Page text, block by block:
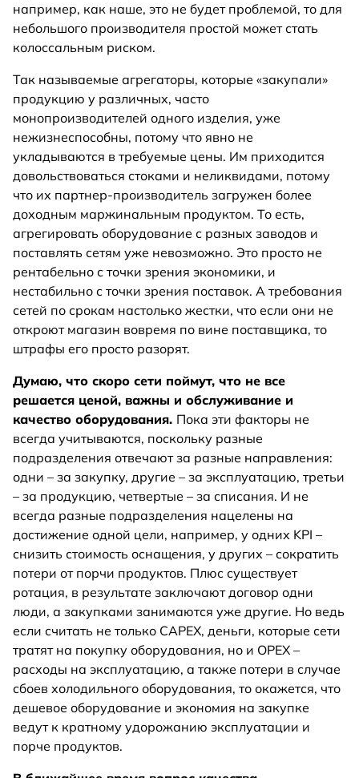
например, как наше, это не будет проблемой, то для
небольшого производителя простой может стать
колоссальным риском.
Так называемые агрегаторы, которые «закупали»
продукцию у различных, часто
монопроизводителей одного изделия, уже
нежизнеспособны, потому что явно не
укладываются в требуемые цены. Им приходится
довольствоваться стоками и неликвидами, потому
что их партнер-производитель загружен более
доходным маржинальным продуктом. То есть,
агрегировать оборудование с разных заводов и
поставлять сетям уже невозможно. Это просто не
рентабельно с точки зрения экономики, и
нестабильно с точки зрения поставок. А требования
сетей по срокам настолько жестки, что если они не
откроют магазин вовремя по вине поставщика, то
штрафы его просто разорят.
Думаю, что скоро сети поймут, что не все
решается ценой, важны и обслуживание и
качество оборудования. Пока эти факторы не
всегда учитываются, поскольку разные
подразделения отвечают за разные направления:
одни – за закупку, другие – за эксплуатацию, третьи
– за продукцию, четвертые – за списания. И не
всегда разные подразделения нацелены на
достижение одной цели, например, у одних KPI –
снизить стоимость оснащения, у других – сократить
потери от порчи продуктов. Плюс существует
ротация, в результате заключают договор одни
люди, а закупками занимаются уже другие. Но ведь
если считать не только CAPEX, деньги, которые сети
тратят на покупку оборудования, но и OPEX –
расходы на эксплуатацию, а также потери в случае
сбоев холодильного оборудования, то окажется, что
дешевое оборудование и экономия на закупке
ведут к кратному удорожанию эксплуатации и
порче продуктов.